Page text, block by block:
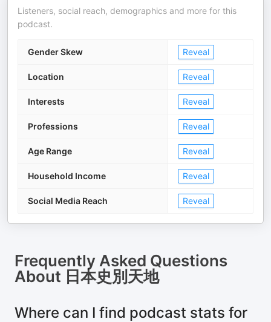
Listeners, social reach, demographics and more for this
podcast.
Gender Skew Reveal
Location Reveal
Interests Reveal
Professions Reveal
Age Range Reveal
Household Income Reveal
Social Media Reach Reveal
Frequently Asked Questions
About 日本史別天地
Where can I find podcast stats for